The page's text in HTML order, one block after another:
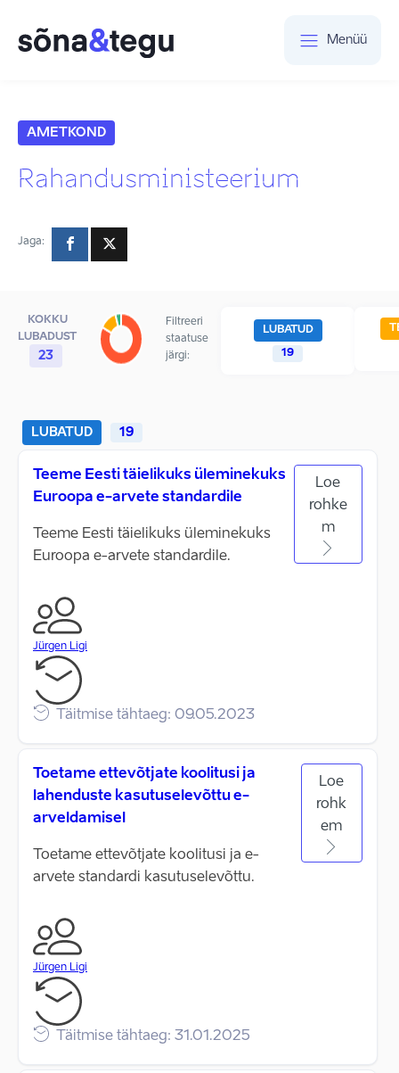
Menüü
AMETKOND
Rahandusministeerium
Jaga:
KOKKU
LUBADUST
23
Filtreeri
staatuse
järgi:
LUBATUD
19
LUBATUD 19
Teeme Eesti täielikuks üleminekuks
Euroopa e-arvete standardile
Teeme Eesti täielikuks üleminekuks
Euroopa e-arvete standardile.
Jürgen Ligi
Täitmise tähtaeg: 09.05.2023
Loe
rohke
m
Toetame ettevõtjate koolitusi ja
lahenduste kasutuselevõttu e-
arveldamisel
Toetame ettevõtjate koolitusi ja e-
arvete standardi kasutuselevõttu.
Jürgen Ligi
Täitmise tähtaeg: 31.01.2025
Loe
rohk
em